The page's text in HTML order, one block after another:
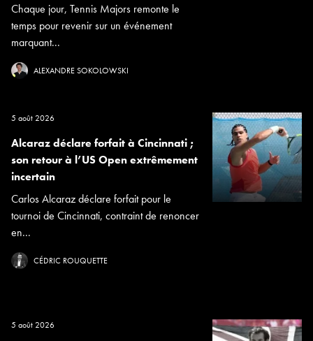
Chaque jour, Tennis Majors remonte le
temps pour revenir sur un événement
marquant...
ALEXANDRE SOKOLOWSKI
5 août 2026
Alcaraz déclare forfait à Cincinnati ;
son retour à l’US Open extrêmement
incertain
Carlos Alcaraz déclare forfait pour le
tournoi de Cincinnati, contraint de renoncer
en...
CÉDRIC ROUQUETTE
5 août 2026